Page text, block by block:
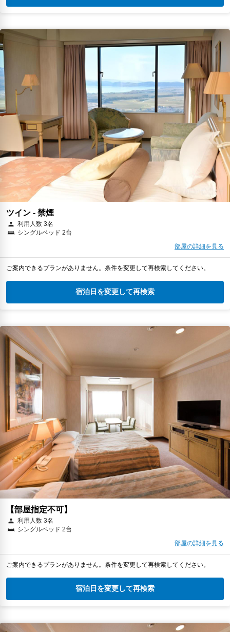
ツイン - 禁煙
利用人数 3名
シングルベッド 2台
部屋の詳細を見る
ご案内できるプランがありません。条件を変更して再検索してください。
宿泊日を変更して再検索
【部屋指定不可】
利用人数 3名
シングルベッド 2台
部屋の詳細を見る
ご案内できるプランがありません。条件を変更して再検索してください。
宿泊日を変更して再検索